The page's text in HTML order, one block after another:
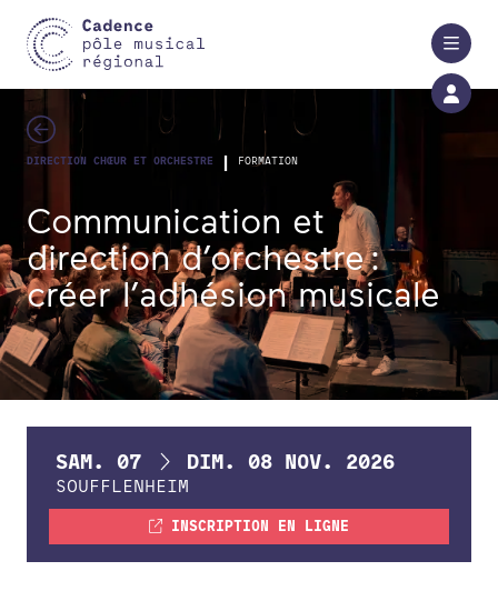
DIRECTION CHŒUR ET ORCHESTRE | FORMATION
Communication et
direction d’orchestre :
créer l’adhésion musicale
DU
SAM. 07 AU
DIM. 08 NOV. 2026
SOUFFLENHEIM
INSCRIPTION EN LIGNE